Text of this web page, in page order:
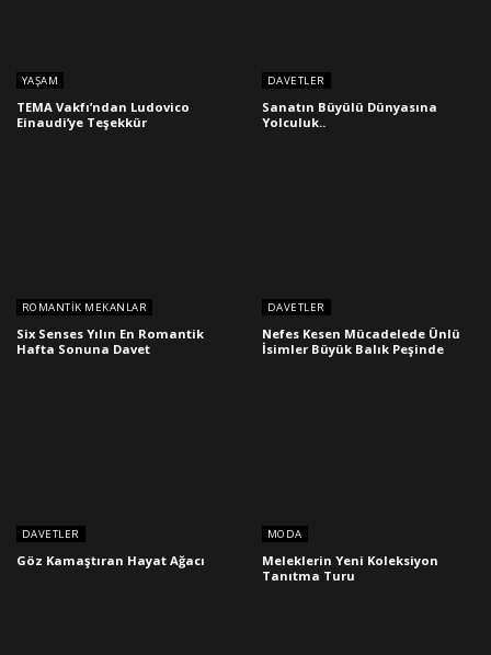
YAŞAM
TEMA Vakfı’ndan Ludovico
Einaudi’ye Teşekkür
DAVETLER
Sanatın Büyülü Dünyasına
Yolculuk..
ROMANTIK MEKANLAR
Six Senses Yılın En Romantik
Hafta Sonuna Davet
DAVETLER
Nefes Kesen Mücadelede Ünlü
İsimler Büyük Balık Peşinde
DAVETLER
Göz Kamaştıran Hayat Ağacı
MODA
Meleklerin Yeni Koleksiyon
Tanıtma Turu